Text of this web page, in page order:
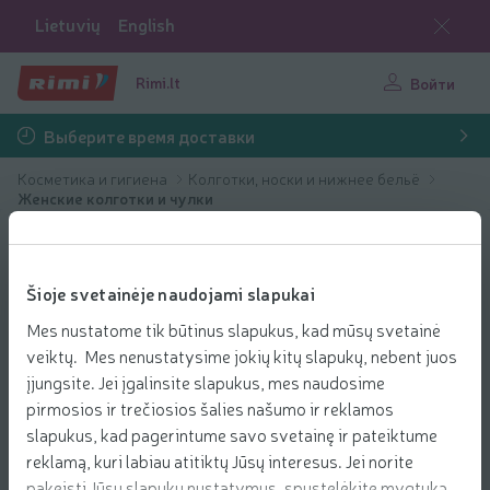
Šioje svetainėje naudojami slapukai
Mes nustatome tik būtinus slapukus, kad mūsų svetainė
veiktų. Mes nenustatysime jokių kitų slapukų, nebent juos
įjungsite. Jei įgalinsite slapukus, mes naudosime
pirmosios ir trečiosios šalies našumo ir reklamos
slapukus, kad pagerintume savo svetainę ir pateiktume
reklamą, kuri labiau atitiktų Jūsų interesus. Jei norite
Lietuvių English
Rimi.lt Войти
Выберите время доставки
Косметика и гигиена
Колготки, носки и нижнее бельё
Женские колготки и чулки